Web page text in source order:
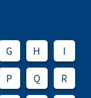
G H
I
P Q
R